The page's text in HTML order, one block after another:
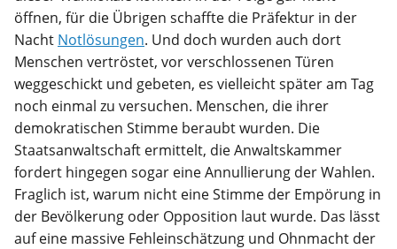
öffnen, für die Übrigen schaffte die Präfektur in der
Nacht Notlösungen. Und doch wurden auch dort
Menschen vertröstet, vor verschlossenen Türen
weggeschickt und gebeten, es vielleicht später am Tag
noch einmal zu versuchen. Menschen, die ihrer
demokratischen Stimme beraubt wurden. Die
Staatsanwaltschaft ermittelt, die Anwaltskammer
fordert hingegen sogar eine Annullierung der Wahlen.
Fraglich ist, warum nicht eine Stimme der Empörung in
der Bevölkerung oder Opposition laut wurde. Das lässt
auf eine massive Fehleinschätzung und Ohnmacht der